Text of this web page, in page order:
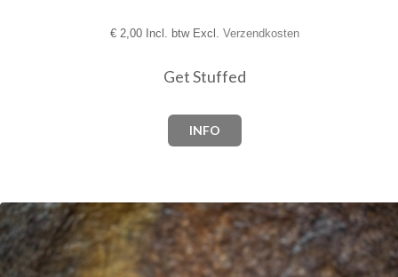
€2,00 Incl. btw Excl. Verzendkosten
Get Stuffed
INFO